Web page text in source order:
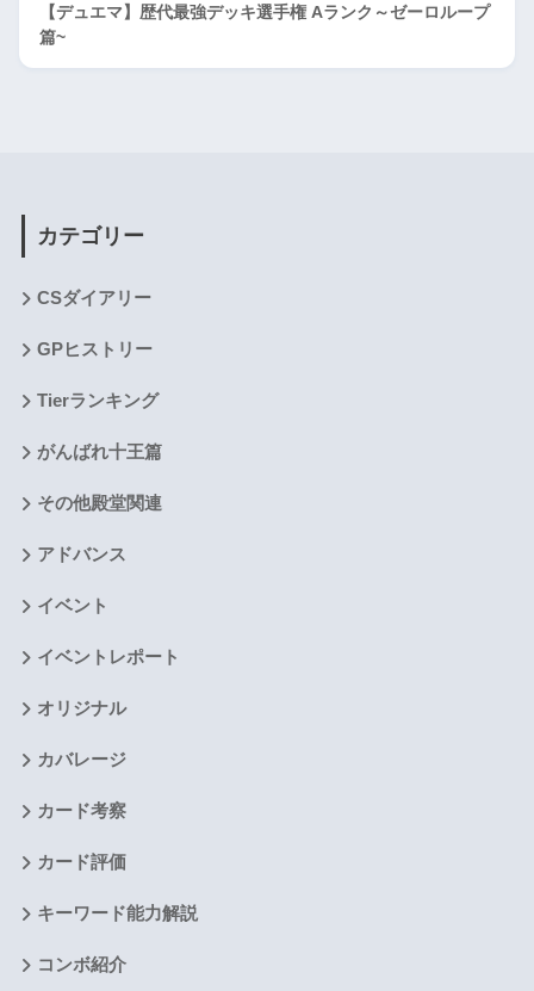
【デュエマ】歴代最強デッキ選手権 Aランク～ゼーロループ
篇~
カテゴリー
CSダイアリー
GPヒストリー
Tierランキング
がんばれ十王篇
その他殿堂関連
アドバンス
イベント
イベントレポート
オリジナル
カバレージ
カード考察
カード評価
キーワード能力解説
コンボ紹介